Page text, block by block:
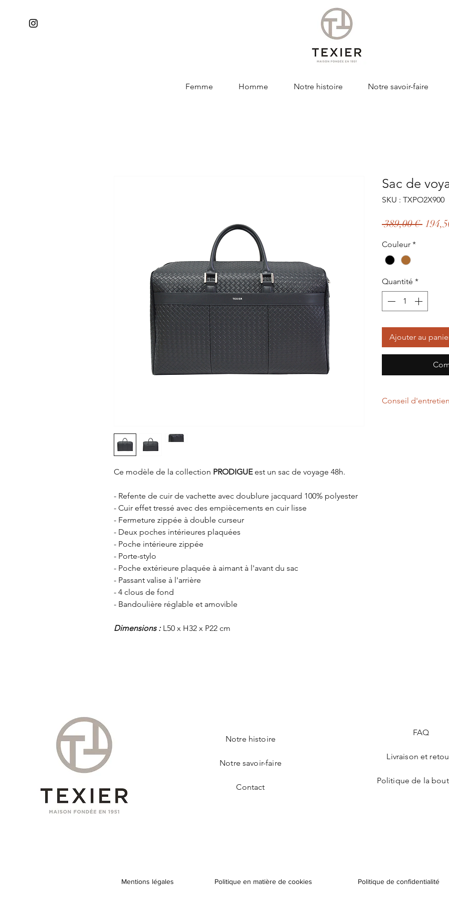
Femme Homme Notre histoire Notre savoir-faire
Ce modèle de la collection PRODIGUEest un sac de voyage 48h.
- Refente de cuir de vachette avec doublure jacquard 100% polyester
- Cuir effet tressé avec des empiècements en cuir lisse
- Fermeture zippée à double curseur
- Deux poches intérieures plaquées
- Poche intérieure zippée
- Porte-stylo
- Poche extérieure plaquée à aimant à l'avant du sac
- Passant valise à l'arrière
- 4 clous de fond
- Bandoulière réglable et amovible
Dimensions :L50 x H32 x P22 cm
Sac de
SKU : TXPO2X900
389,00 € Prix
Couleur *
Quantité *
Ajouter au
Conseil d'entretien
Notre histoire
Notre savoir-faire
Contact
FAQ
Livraison et
Politique de la
Mentions légales Politique en matière de cookies Politique de confidentialité